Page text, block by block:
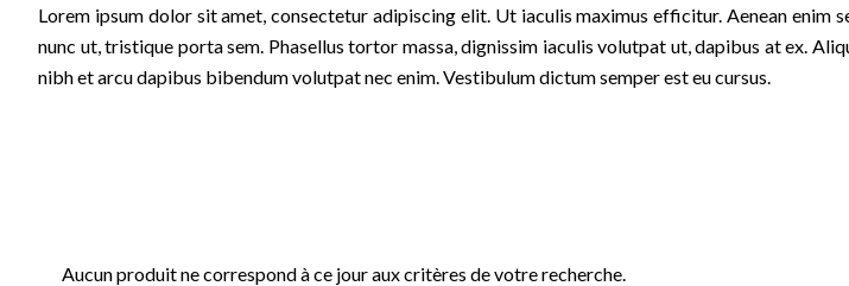
Lorem ipsum dolor sit amet, consectetur adipiscing elit. Ut iaculis maximus efficitur. Aenean enim
nunc ut, tristique porta sem. Phasellus tortor massa, dignissim iaculis volutpat ut, dapibus at ex.
nibh et arcu dapibus bibendum volutpat nec enim. Vestibulum dictum semper est eu cursus.
Aucun produit ne correspond à ce jour aux critères de votre recherche.